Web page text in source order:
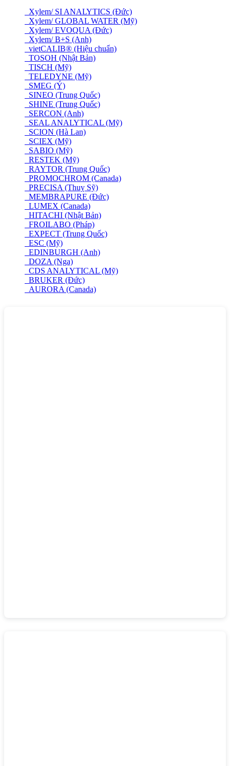
Xylem/ SI ANALYTICS (Đức)
Xylem/ GLOBAL WATER (Mỹ)
Xylem/ EVOQUA (Đức)
Xylem/ B+S (Anh)
vietCALIB® (Hiệu chuẩn)
TOSOH (Nhật Bản)
TISCH (Mỹ)
TELEDYNE (Mỹ)
SMEG (Ý)
SINEO (Trung Quốc)
SHINE (Trung Quốc)
SERCON (Anh)
SEAL ANALYTICAL (Mỹ)
SCION (Hà Lan)
SCIEX (Mỹ)
SABIO (Mỹ)
RESTEK (Mỹ)
RAYTOR (Trung Quốc)
PROMOCHROM (Canada)
PRECISA (Thuỵ Sỹ)
MEMBRAPURE (Đức)
LUMEX (Canada)
HITACHI (Nhật Bản)
FROILABO (Pháp)
EXPECT (Trung Quốc)
ESC (Mỹ)
EDINBURGH (Anh)
DOZA (Nga)
CDS ANALYTICAL (Mỹ)
BRUKER (Đức)
AURORA (Canada)